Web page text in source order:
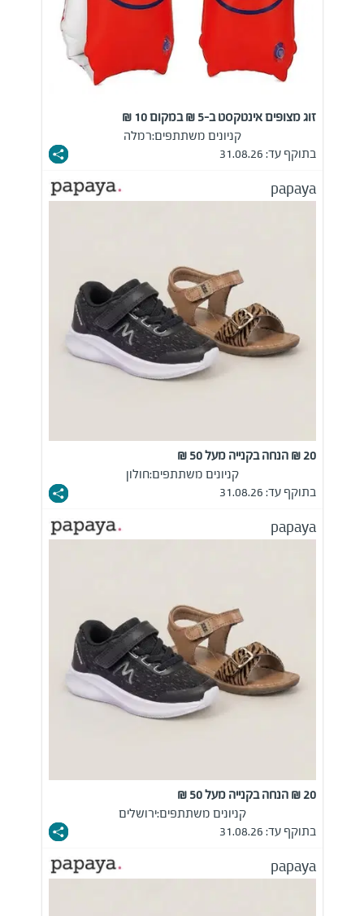
זוג מצופים אינטקסט ב-5 ₪ במקום 10 ₪
קניונים משתתפים:רמלה
בתוקף עד: 31.08.26
papaya
20 ₪ הנחה בקנייה מעל 50 ₪
קניונים משתתפים:חולון
בתוקף עד: 31.08.26
papaya
20 ₪ הנחה בקנייה מעל 50 ₪
קניונים משתתפים:ירושלים
בתוקף עד: 31.08.26
papaya